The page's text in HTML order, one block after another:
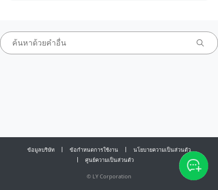
ข้อมูลบริษัท ข้อกำหนดการใช้งาน
นโยบายความเป็นส่วนตัว
ศูนย์ความเป็นส่วนตัว
© LY Corporation